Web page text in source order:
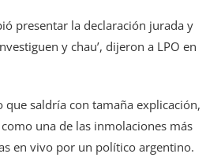
presentar la declaración jurada y
y chau’, dijeron a LPO en
que saldría con tamaña explicación,
una de las inmolaciones más
en vivo por un político argentino.